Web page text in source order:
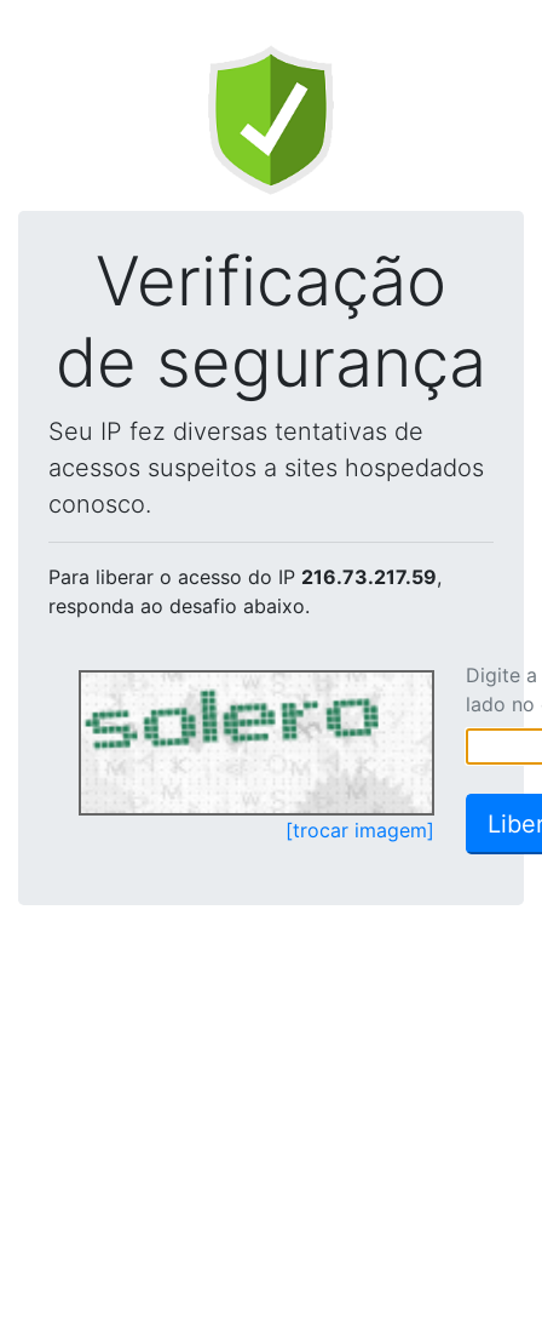
Verificação
de segurança
Seu IP fez diversas tentativas de
acessos suspeitos a sites hospedados
conosco.
Para liberar o acesso do IP 216.73.217.59,
responda ao desafio abaixo.
[trocar imagem]
Digite
lado no